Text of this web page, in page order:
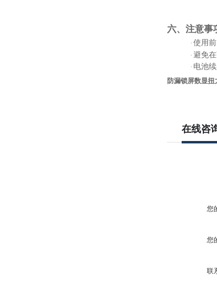
六、注意事
· 使用
· 避免
· 电池
防漏锁屏数显
在线咨
您
您
联